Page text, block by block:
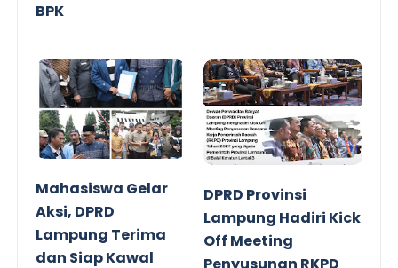
BPK
Mahasiswa Gelar
Aksi, DPRD
Lampung Terima
dan Siap Kawal
DPRD Provinsi
Lampung Hadiri Kick
Off Meeting
Penyusunan RKPD